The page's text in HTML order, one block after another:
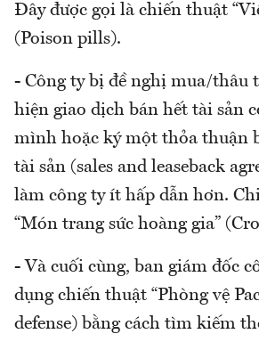
Đây được gọi là chiến thuật
(Poison pills).
- Công ty bị đề nghị mua/thâu
hiện giao dịch bán hết tài sản
mình hoặc ký một thỏa thuận
tài sản (sales and leaseback
làm công ty ít hấp dẫn hơn.
“Món trang sức hoàng gia”
- Và cuối cùng, ban giám đốc
dụng chiến thuật “Phòng vệ
defense) bằng cách tìm kiếm